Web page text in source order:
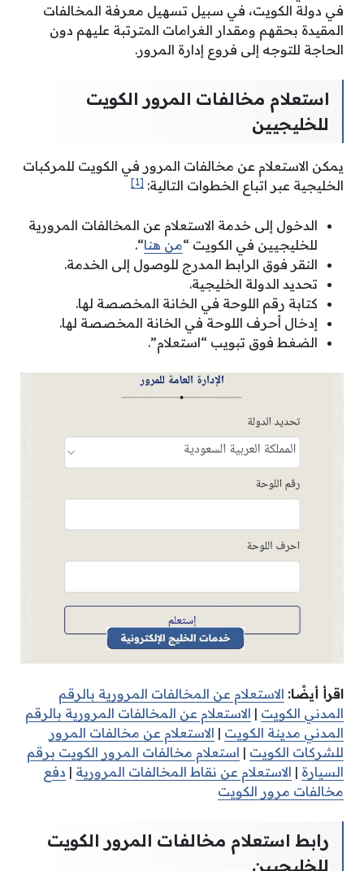
في دولة الكويت، في سبيل تسهيل معرفة المخالفات
المقيدة بحقهم ومقدار الغرامات المترتبة عليهم دون
الحاجة للتوجه إلى فروع إدارة المرور.
استعلام مخالفات المرور الكويت
للخليجيين
يمكن الاستعلام عن مخالفات المرور في الكويت للمركبات
الخليجية عبر اتباع الخطوات التالية: [1]
الدخول إلى خدمة الاستعلام عن المخالفات المرورية
للخليجيين في الكويت “من هنا“.
النقر فوق الرابط المدرج للوصول إلى الخدمة.
تحديد الدولة الخليجية.
كتابة رقم اللوحة في الخانة المخصصة لها.
إدخال أحرف اللوحة في الخانة المخصصة لها.
الضغط فوق تبويب “استعلام”.
اقرأ أيضًا: الاستعلام عن المخالفات المرورية بالرقم
المدني الكويت | الاستعلام عن المخالفات المرورية بالرقم
المدني مدينة الكويت | الاستعلام عن مخالفات المرور
للشركات الكويت | استعلام مخالفات المرور الكويت برقم
السيارة | الاستعلام عن نقاط المخالفات المرورية | دفع
مخالفات مرور الكويت
رابط استعلام مخالفات المرور الكويت
للخليجيين